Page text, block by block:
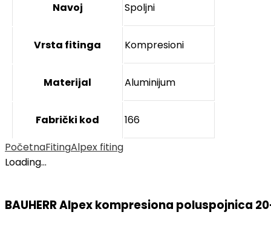
Navoj Spoljni
Vrsta fitinga Kompresioni
Materijal Aluminijum
Fabrički kod
166
PočetnaFitingAlpex fiting
Loading...
BAUHERR Alpex kompresiona poluspojnica